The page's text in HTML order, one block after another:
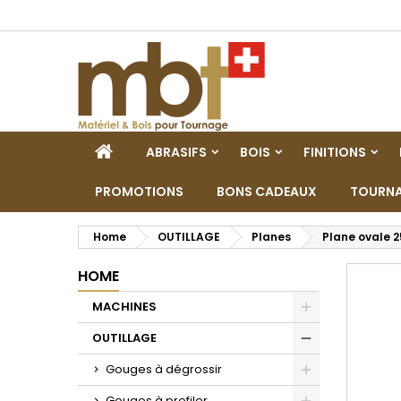
HOMEABRASIFS BOIS FINITIONS
PROMOTIONS BONS CADEAUX
Home OUTILLAGE Planes Plane ovale
HOME
MACHINES
OUTILLAGE
Gouges à dégrossir